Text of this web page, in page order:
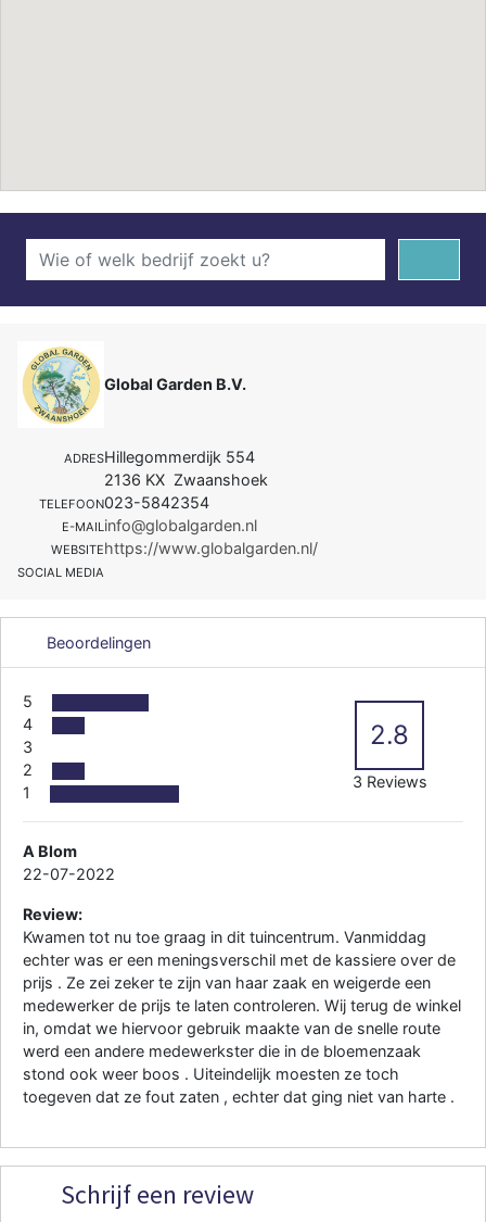
Global Garden B.V.
ADRESHillegommerdijk 554
2136 KX Zwaanshoek
TELEFOON023-5842354
E-MAILinfo@globalgarden.nl
WEBSITEhttps://www.globalgarden.nl/
SOCIAL MEDIA
Beoordelingen
5
4
3
2
1
2.8
3 Reviews
A Blom
22-07-2022
Review:
Kwamen tot nu toe graag in dit tuincentrum. Vanmiddag
echter was er een meningsverschil met de kassiere over de
prijs . Ze zei zeker te zijn van haar zaak en weigerde een
medewerker de prijs te laten controleren. Wij terug de winkel
in, omdat we hiervoor gebruik maakte van de snelle route
werd een andere medewerkster die in de bloemenzaak
stond ook weer boos . Uiteindelijk moesten ze toch
toegeven dat ze fout zaten , echter dat ging niet van harte .
Schrijf een review